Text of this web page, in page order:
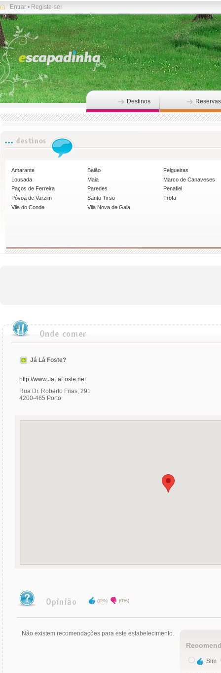
Entrar • Registe-se!
Destinos Reservas
Amarante Baião
Felgueiras
Lousada
Maia
Marco de Canaveses
Paços de Ferreira
Paredes
Penafiel
Póvoa de Varzim
Santo Tirso
Trofa
Vila do Conde
Vila Nova de Gaia
Já Lá Foste?
http://www.JaLaFoste.net
Rua Dr. Roberto Frias, 291
4200-465 Porto
(0%) (0%)
Não existem recomendações para este estabelecimento.
Sim